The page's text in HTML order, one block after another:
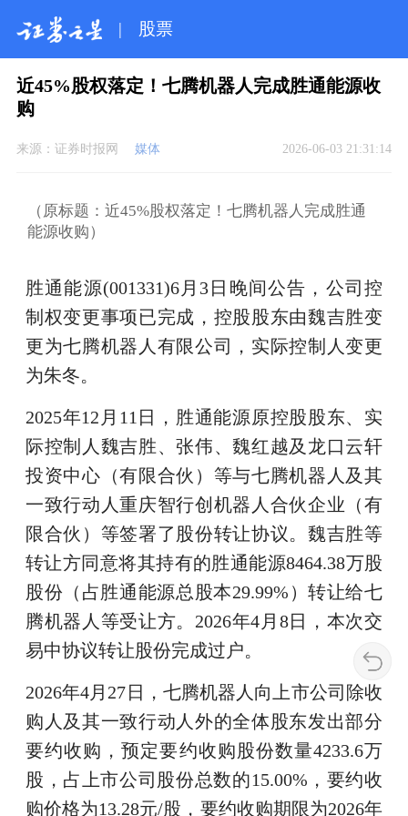
| 股票
近45%股权落定！七腾机器人完成胜通能源收
购
来源： 证券时报网 媒体 2026-06-03 21:31:14
（原标题：近45%股权落定！七腾机器人完成胜通
能源收购）
胜通能源(001331)6月3日晚间公告，公司控
制权变更事项已完成，控股股东由魏吉胜变
更为七腾机器人有限公司，实际控制人变更
为朱冬。
2025年12月11日，胜通能源原控股股东、实
际控制人魏吉胜、张伟、魏红越及龙口云轩
投资中心（有限合伙）等与七腾机器人及其
一致行动人重庆智行创机器人合伙企业（有
限合伙）等签署了股份转让协议。魏吉胜等
转让方同意将其持有的胜通能源8464.38万股
股份（占胜通能源总股本29.99%）转让给七
腾机器人等受让方。2026年4月8日，本次交
易中协议转让股份完成过户。
2026年4月27日，七腾机器人向上市公司除收
购人及其一致行动人外的全体股东发出部分
要约收购，预定要约收购股份数量4233.6万
股，占上市公司股份总数的15.00%，要约收
购价格为13.28元/股，要约收购期限为2026年